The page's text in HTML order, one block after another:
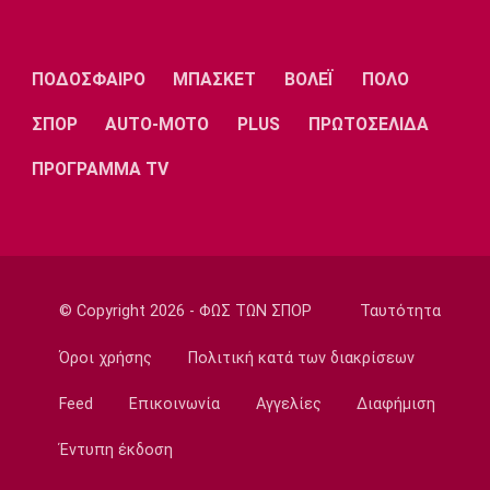
18:30
Μπάσκετ Ελλάδα
Ασύγκριτη η ενέργεια που θα βγάλω»
Ισπανία - Ελλάδα 96-86: Ήττα στην πρεμιέρα
18:04
Ποδόσφαιρο - Διεθνή
παραιτηθεί
ΠΟΔΟΣΦΑΙΡΟ ΜΠΑΣΚΕΤ ΒΟΛΕΪ ΠΟΛΟ
ΣΠΟΡ AUTO-MOTO PLUS ΠΡΩΤΟΣΕΛΙΔΑ
ΠΡΟΓΡΑΜΜΑ TV
© Copyright 2026 - ΦΩΣ ΤΩΝ ΣΠΟΡ Ταυτότητα
Όροι χρήσης Πολιτική κατά των διακρίσεων
Feed Επικοινωνία Αγγελίες Διαφήμιση
Έντυπη έκδοση